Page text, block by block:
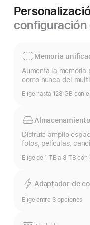
configuración
Memoria
Aumenta la memoria
como nunca del
Elige hasta 128 GB con
Disfruta amplio
fotos, películas,
Elige de 1 TB a 8 TB
Adaptador de
Elige entre 3 opciones